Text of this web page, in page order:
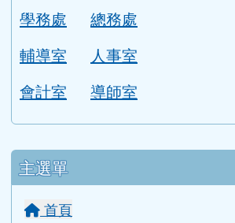
行政團隊
校長室
教務處
學務處
總務處
輔導室
人事室
會計室